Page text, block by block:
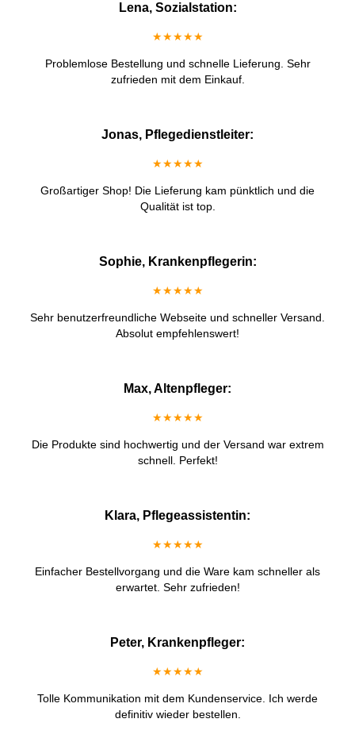
Lena, Sozialstation:
★★★★★
Problemlose Bestellung und schnelle Lieferung. Sehr
zufrieden mit dem Einkauf.
Jonas, Pflegedienstleiter:
★★★★★
Großartiger Shop! Die Lieferung kam pünktlich und die
Qualität ist top.
Sophie, Krankenpflegerin:
★★★★★
Sehr benutzerfreundliche Webseite und schneller Versand.
Absolut empfehlenswert!
Max, Altenpfleger:
★★★★★
Die Produkte sind hochwertig und der Versand war extrem
schnell. Perfekt!
Klara, Pflegeassistentin:
★★★★★
Einfacher Bestellvorgang und die Ware kam schneller als
erwartet. Sehr zufrieden!
Peter, Krankenpfleger:
★★★★★
Tolle Kommunikation mit dem Kundenservice. Ich werde
definitiv wieder bestellen.